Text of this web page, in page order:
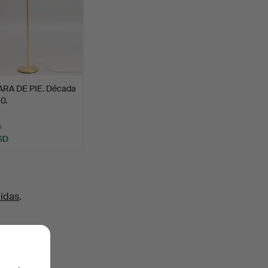
DE PIE. Década
.